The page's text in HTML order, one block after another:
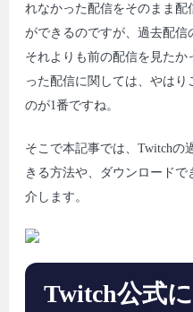
れなかった配信をそのまま配
ができるのですが、過去配信
それよりも前の配信を見た
った配信に関しては、やはり
のが1番ですね。
そこで本記事では、Twitchの
きる方法や、ダウンロード
介します。
Twitch公式